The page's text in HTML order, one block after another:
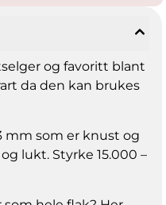
og favoritt blant
da den kan brukes
mm som er knust og
lukt. Styrke 15.000 –